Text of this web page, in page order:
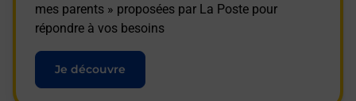
mes parents » proposées par La Poste pour
répondre à vos besoins
Je découvre